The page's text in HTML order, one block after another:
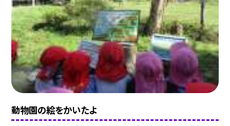
動物園の絵をかいたよ